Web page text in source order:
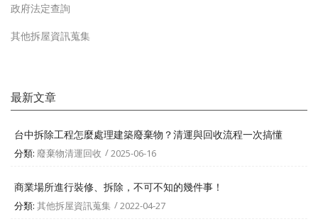
政府法定查詢
其他拆屋資訊蒐集
最新文章
台中拆除工程怎麼處理建築廢棄物？清運與回收流程一次搞懂
分類: 廢棄物清運回收 2025-06-16
商業場所進行裝修、拆除，不可不知的幾件事！
分類: 其他拆屋資訊蒐集 2022-04-27